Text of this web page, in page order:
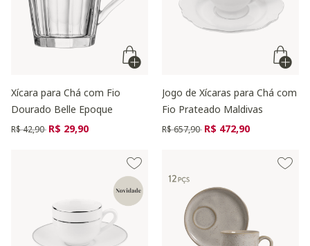
Xícara para Chá com Fio
Dourado Belle Epoque
Preço reduzido de
R$ 42,90 para
R$ 29,90
Jogo de Xícaras para Chá com
Fio Prateado Maldivas
Preço reduzido de
R$ 657,90 para
R$ 472,90